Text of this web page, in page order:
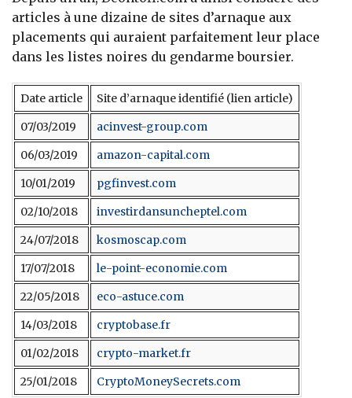
articles à une dizaine de sites d’arnaque aux
placements qui auraient parfaitement leur place
dans les listes noires du gendarme boursier.
Date article
Site d’arnaque identifié (lien article)
07/03/2019
acinvest-group.com
06/03/2019
amazon-capital.com
10/01/2019
pgfinvest.com
02/10/2018
investirdansuncheptel.com
24/07/2018
kosmoscap.com
17/07/2018
le-point-economie.com
22/05/2018
eco-astuce.com
14/03/2018
cryptobase.fr
01/02/2018
crypto-market.fr
25/01/2018
CryptoMoneySecrets.com